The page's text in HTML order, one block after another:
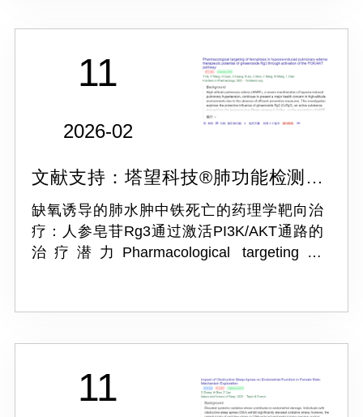
11
2026-02
文献支持：塔望科技®肺功能检测系
统ProOX-830
缺氧诱导的肺水肿中铁死亡的药理学靶向治
疗：人参皂苷Rg3通过激活PI3K/AKT通路的
治疗潜力Pharmacological targeting of
11